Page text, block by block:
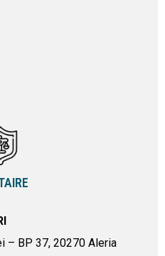
– BP 37, 20270 Aleria